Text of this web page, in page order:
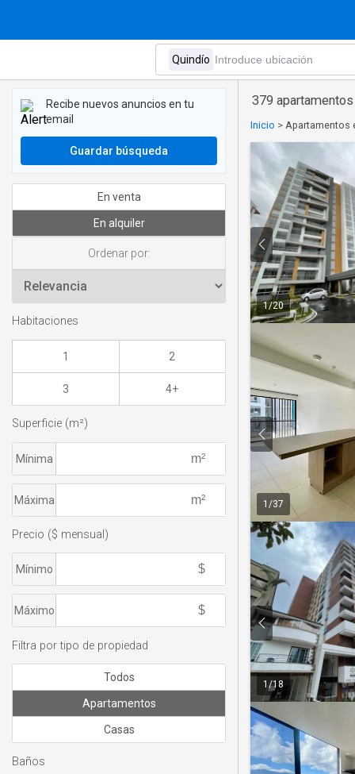
379
Inicio > Apartamentos
1/20
1 /37
1 /18
Recibe nuevos anuncios en tu
email
Guardar búsqueda
En venta
En alquiler
Ordenar por:
Habitaciones
1 2
3 4+
Superficie (m²)
Mínima
Máxima
Precio ($ mensual)
Mínimo
Máximo
Filtra por tipo de propiedad
Todos
Apartamentos
Casas
Baños